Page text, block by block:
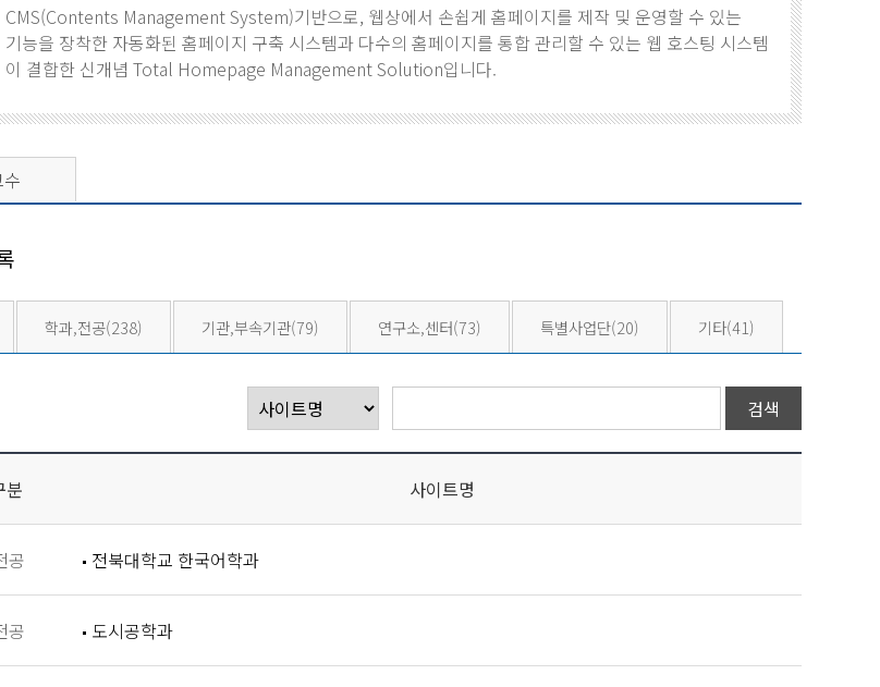
CMS(Contents Management System)기반으로, 웹상에서 손쉽게 홈페이지를 제작 및 운영할 수 있는
기능을 장착한 자동화된 홈페이지 구축 시스템과 다수의 홈페이지를 통합 관리할 수 있는 웹 호스팅 시스템
이 결합한 신개념 Total Homepage Management Solution입니다.
학과,전공(238) 기관,부속기관(79) 연구소,센터(73) 특별사업단(20) 기타(41)
분 사이트명
공 전북대학교 한국어학과
공 도시공학과